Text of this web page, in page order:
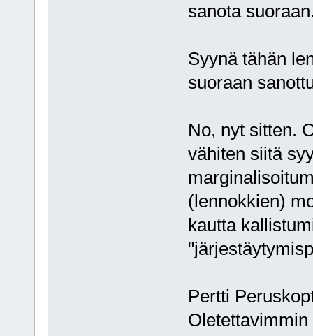
sanota
Syynä tähän
suoraan
No, nyt sitten.
vähiten siitä
(lennokkien)
kautta
Pertti